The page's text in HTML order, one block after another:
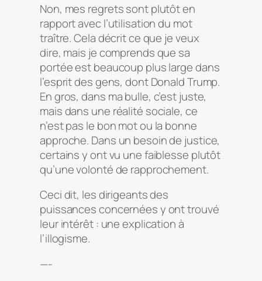
Non, mes regrets sont plutôt en
rapport avec l’utilisation du mot
traître. Cela décrit ce que je veux
dire, mais je comprends que sa
portée est beaucoup plus large dans
l’esprit des gens, dont Donald Trump.
En gros, dans ma bulle, c’est juste,
mais dans une réalité sociale, ce
n’est pas le bon mot ou la bonne
approche. Dans un besoin de justice,
certains y ont vu une faiblesse plutôt
qu’une volonté de rapprochement.
Ceci dit, les dirigeants des
puissances concernées y ont trouvé
leur intérêt : une explication à
l’illogisme.
—-